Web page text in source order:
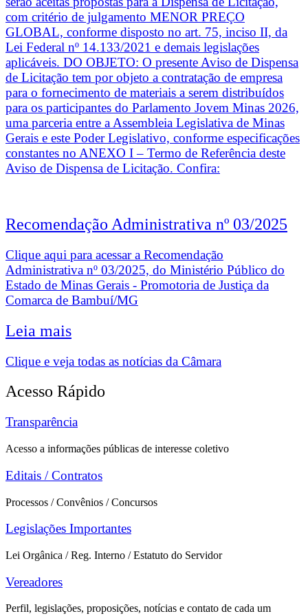
com critério de julgamento MENOR PREÇO
GLOBAL, conforme disposto no art. 75, inciso II, da
Lei Federal nº 14.133/2021 e demais legislações
aplicáveis. DO OBJETO: O presente Aviso de Dispensa
de Licitação tem por objeto a contratação de empresa
para o fornecimento de materiais a serem distribuídos
para os participantes do Parlamento Jovem Minas 2026,
uma parceria entre a Assembleia Legislativa de Minas
Gerais e este Poder Legislativo, conforme especificações
constantes no ANEXO I – Termo de Referência deste
Aviso de Dispensa de Licitação. Confira:
Recomendação Administrativa nº 03/2025
Clique aqui para acessar a Recomendação
Administrativa nº 03/2025, do Ministério Público do
Estado de Minas Gerais - Promotoria de Justiça da
Comarca de Bambuí/MG
Leia mais
Clique e veja todas as notícias da Câmara
Acesso Rápido
Transparência
Acesso a informações públicas de interesse coletivo
Editais / Contratos
Processos / Convênios / Concursos
Legislações Importantes
Lei Orgânica / Reg. Interno / Estatuto do Servidor
Vereadores
Perfil, legislações, proposições, notícias e contato de cada um